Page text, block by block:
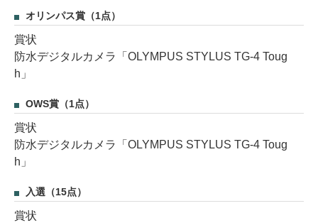
オリンパス賞（1点）
賞状
防水デジタルカメラ「OLYMPUS STYLUS TG-4 Toug
h」
OWS賞（1点）
賞状
防水デジタルカメラ「OLYMPUS STYLUS TG-4 Toug
h」
入選（15点）
賞状